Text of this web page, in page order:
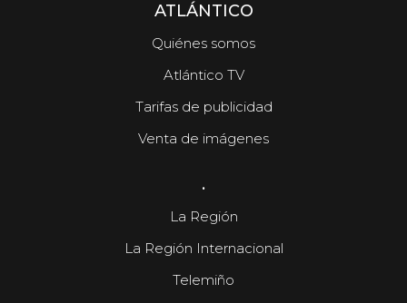
ATLÁNTICO
Quiénes somos
Atlántico TV
Tarifas de publicidad
Venta de imágenes
.
La Región
La Región Internacional
Telemiño